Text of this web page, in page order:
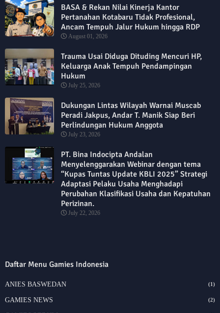
BASA & Rekan Nilai Kinerja Kantor
Pertanahan Kotabaru Tidak Profesional,
Ancam Tempuh Jalur Hukum hingga RDP
August 01, 2026
Trauma Usai Diduga Dituding Mencuri HP,
Keluarga Anak Tempuh Pendampingan
Hukum
July 25, 2026
Dukungan Lintas Wilayah Warnai Muscab
Peradi Jakpus, Andar T. Manik Siap Beri
Perlindungan Hukum Anggota
July 23, 2026
PT. Bina Indocipta Andalan
Menyelenggarakan Webinar dengan tema
“Kupas Tuntas Update KBLI 2025” Strategi
Adaptasi Pelaku Usaha Menghadapi
Perubahan Klasifikasi Usaha dan Kepatuhan
Perizinan.
July 22, 2026
Daftar Menu Gamies Indonesia
ANIES BASWEDAN (1)
GAMIES NEWS (2)